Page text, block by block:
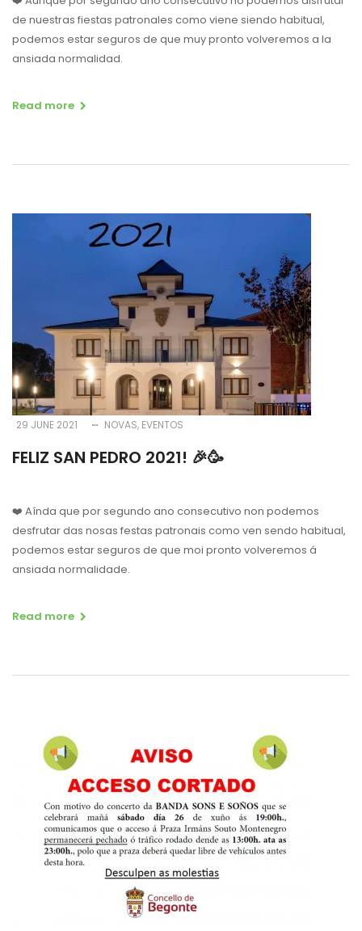
de nuestras fiestas patronales como viene siendo habitual,
podemos estar seguros de que muy pronto volveremos a la
ansiada normalidad.
Read more
29 JUNE 2021 NOVAS EVENTOS
FELIZ SAN PEDRO 2021! 🎉🥳
❤️ Aínda que por segundo ano consecutivo non podemos
desfrutar das nosas festas patronais como ven sendo habitual,
podemos estar seguros de que moi pronto volveremos á
ansiada normalidade.
Read more